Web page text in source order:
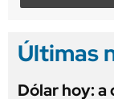
Últimas
Dólar hoy: